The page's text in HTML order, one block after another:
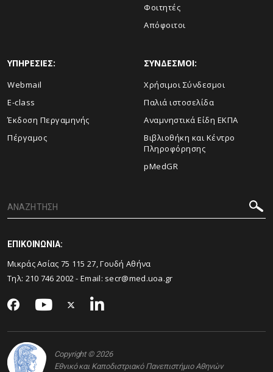
Φοιτητές
Απόφοιτοι
ΥΠΗΡΕΣΙΕΣ:
Webmail
E-class
Έκδοση Περγαμηνής
Πέργαμος
ΣΥΝΔΕΣΜΟΙ:
Χρήσιμοι Σύνδεσμοι
Παλιά ιστοσελίδα
Αναμνηστικά Είδη ΕΚΠΑ
Βιβλιοθήκη και Κέντρο
Πληροφόρησης
pMedGR
ΕΠΙΚΟΙΝΩΝΙΑ:
Μικράς Ασίας 75 115 27, Γουδή Αθήνα
Τηλ: 210 746 2002 - Email: secr@med.uoa.gr
Copyright © 2026
Εθνικό και Καποδιστριακό Πανεπιστήμιο Αθηνών